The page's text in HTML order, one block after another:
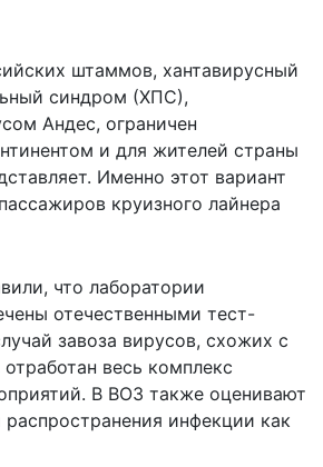
штаммов, хантавирусный
синдром (ХПС),
Андес, ограничен
и для жителей страны
Именно этот вариант
круизного лайнера
что лаборатории
отечественными тест-
завоза вирусов, схожих с
весь комплекс
В ВОЗ также оценивают
распространения инфекции как